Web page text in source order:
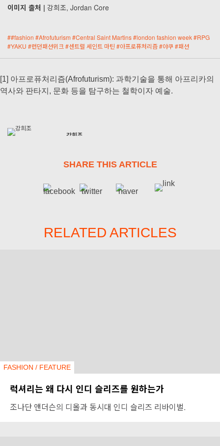
이미지 출처 | 강희조, Jordan Core
##fashion #Afrofuturism #Central Saint Martins#london fashion week#RPG
#YAKU #런던패션위크 #센트럴 세인트 마틴 #아프로퓨처리즘#야쿠#패션
[1] 아프로퓨처리즘(Afrofuturism): 과학기술을 통해 아프리카의
역사와 판타지, 문화 등을 탐구하는 철학이자 예술.
강희조
SHARE THIS ARTICLE
RELATED ARTICLES
FASHION / FEATURE
럭셔리는 왜 다시 인디 슬리즈를 원하는가
조나단 앤더슨의 디올과 동시대 인디 슬리즈 리바이벌.